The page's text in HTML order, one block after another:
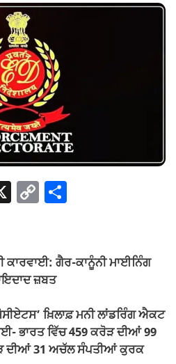
X C
y
Li
n
k
e
ਕਾਰਵਾਈ: ਗੈਰ-ਕਾਨੂੰਨੀ ਮਾਈਨਿੰਗ
ਜ਼ਬਤ
ਖ਼ਿਲਾਫ਼ ਮਨੀ ਲਾਂਡਰਿੰਗ ਐਕਟ
ਭਾਰਤ ਵਿੱਚ 459 ਕਰੋੜ ਦੀਆਂ 99
ਦੀਆਂ 31 ਅਚੱਲ ਸੰਪਤੀਆਂ ਕੁਰਕ